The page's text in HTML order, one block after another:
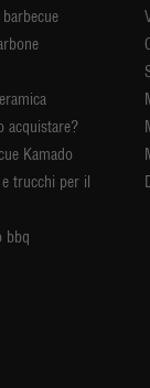
acquistare?
Kamado
trucchi per il
bbq